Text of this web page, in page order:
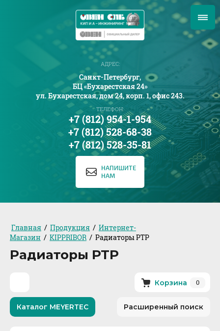
АДРЕС:
Санкт-Петербург,
БЦ «Бухарестская 24»
ул. Бухарестская, дом 24, корп. 1, офис 243.
ТЕЛЕФОН:
+7 (812) 954-1-954
+7 (812) 528-68-38
+7 (812) 528-35-81
НАПИШИТЕ
НАМ
Главная / Продукция / Интернет-
Магазин / KIPPRIBOR / Радиаторы РТР
Радиаторы РТР
Корзина 0
Каталог MEYERTEC Расширенный поиск